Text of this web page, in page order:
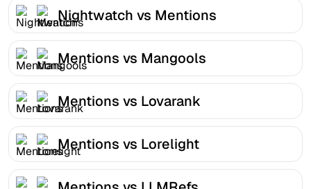
Nightwatch vs Mentions
Mentions vs Mangools
Mentions vs Lovarank
Mentions vs Lorelight